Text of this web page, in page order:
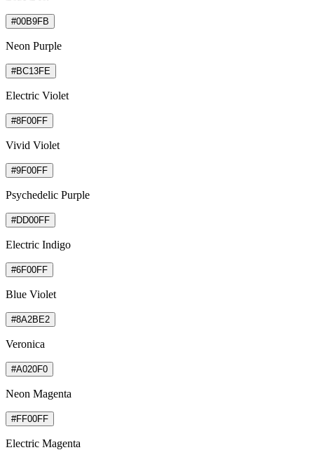
#00B9FB
Neon Purple
#BC13FE
Electric Violet
#8F00FF
Vivid Violet
#9F00FF
Psychedelic Purple
#DD00FF
Electric Indigo
#6F00FF
Blue Violet
#8A2BE2
Veronica
#A020F0
Neon Magenta
#FF00FF
Electric Magenta